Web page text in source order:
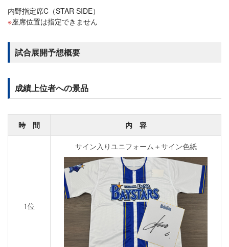
内野指定席C（STAR SIDE）
座席位置は指定できません
試合展開予想概要
成績上位者への景品
時 間 内 容
1位
サイン入りユニフォーム＋サイン色紙